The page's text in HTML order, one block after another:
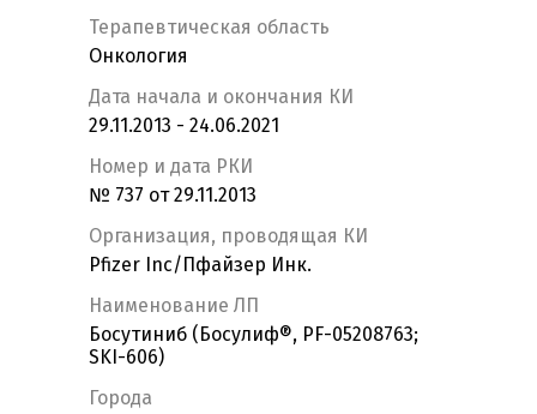
Терапевтическая область
Онкология
Дата начала и окончания КИ
29.11.2013 - 24.06.2021
Номер и дата РКИ
№ 737 от 29.11.2013
Организация, проводящая КИ
Pfizer Inc/Пфайзер Инк.
Наименование ЛП
Босутиниб (Босулиф®, PF-05208763;
SKI-606)
Города